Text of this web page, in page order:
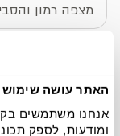
האתר עושה שימוש
ומודעות, לספק
מצפה רמון
סניפים